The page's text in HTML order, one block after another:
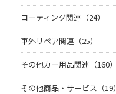
コーティング関連（24）
車外リペア関連（25）
その他カー用品関連（160）
その他商品・サービス（19）